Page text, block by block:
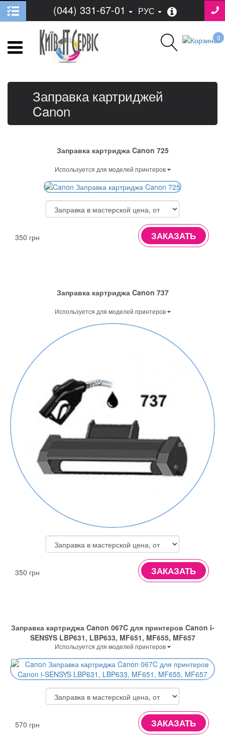
(044) 331-67-01 РУС
0
Заправка картриджей
Canon
Заправка картриджа Canon 725
Используется для моделей принтеров
350 грн ЗАКАЗАТЬ
Заправка картриджа Canon 737
Используется для моделей принтеров
350 грн ЗАКАЗАТЬ
Заправка картриджа Canon 067C для принтеров Canon i-
SENSYS LBP631, LBP633, MF651, MF655, MF657
Используется для моделей принтеров
570 грн ЗАКАЗАТЬ